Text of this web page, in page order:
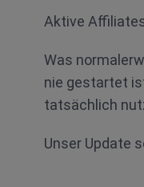
Aktive
Was
nie gestartet
tatsächlich
Unser Update